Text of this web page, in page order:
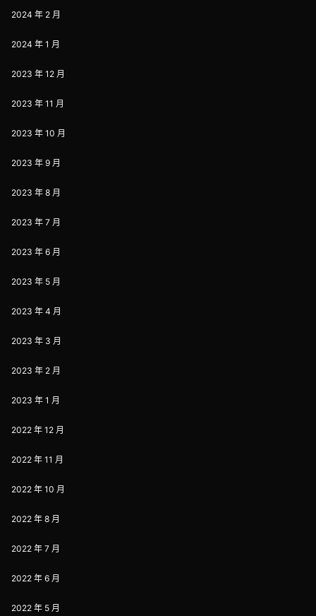
2024 年 2 月
2024 年 1 月
2023 年 12 月
2023 年 11 月
2023 年 10 月
2023 年 9 月
2023 年 8 月
2023 年 7 月
2023 年 6 月
2023 年 5 月
2023 年 4 月
2023 年 3 月
2023 年 2 月
2023 年 1 月
2022 年 12 月
2022 年 11 月
2022 年 10 月
2022 年 8 月
2022 年 7 月
2022 年 6 月
2022 年 5 月